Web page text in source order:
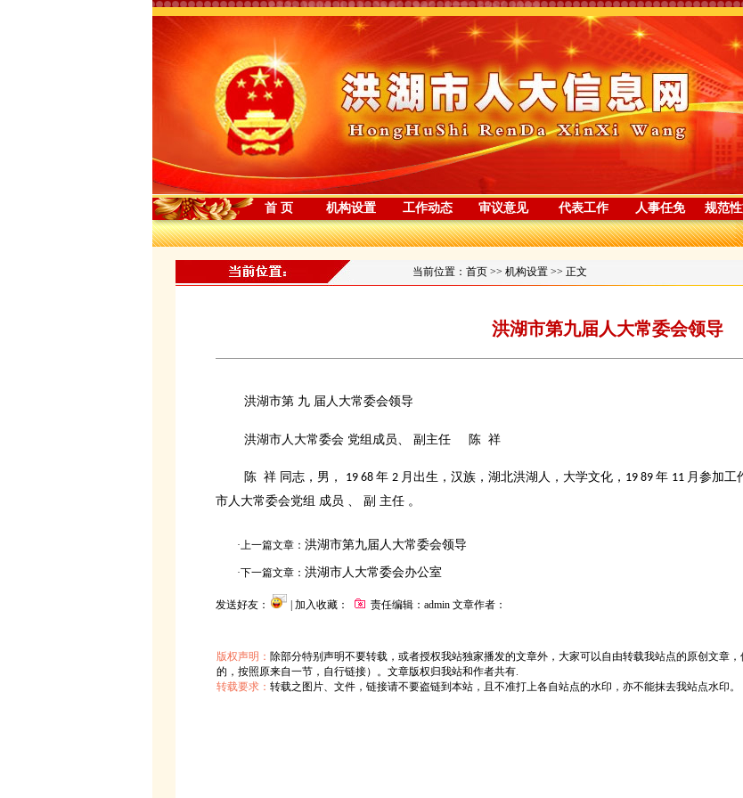
首 页 机构设置 工作动态 审议意见 代表工作 人事任免 规范
当前位置： 首页 >> 机构设置 >> 正文
洪湖市第九届人大常委会领导
洪湖市第 九 届人大常委会领导
洪湖市人大常委会 党组成员、 副主任 陈 祥
陈 祥 同志，男， 19 68 年 2 月出生，汉族，湖北洪湖人，大学文化， 19 89 年 11 月参加工
市人大常委会党组 成员 、 副 主任 。
·上一篇文章： 洪湖市第九届人大常委会领导
·下一篇文章： 洪湖市人大常委会办公室
发送好友： | 加入收藏： 责任编辑：admin 文章作者：
版权声明： 除部分特别声明不要转载，或者授权我站独家播发的文章外，大家可以自由转载我站点的原创文章
的，按照原来自一节，自行链接）。文章版权归我站和作者共有.
转载要求： 转载之图片、文件，链接请不要盗链到本站，且不准打上各自站点的水印，亦不能抹去我站点水印。